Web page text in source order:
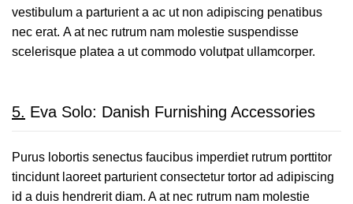
vestibulum a parturient a ac ut non adipiscing penatibus
nec erat. A at nec rutrum nam molestie suspendisse
scelerisque platea a ut commodo volutpat ullamcorper.
5. Eva Solo: Danish Furnishing Accessories
Purus lobortis senectus faucibus imperdiet rutrum porttitor
tincidunt laoreet parturient consectetur tortor ad adipiscing
id a duis hendrerit diam. A at nec rutrum nam molestie